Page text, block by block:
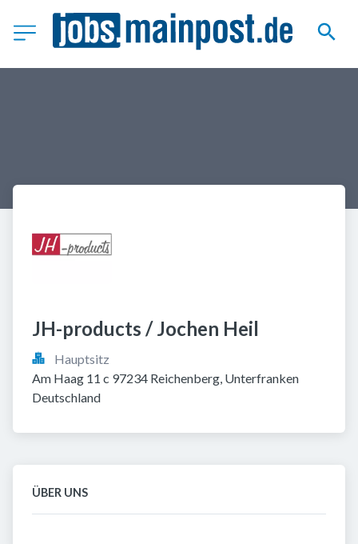
JH-products / Jochen Heil
Hauptsitz
Am Haag 11 c 97234 Reichenberg, Unterfranken
Deutschland
ÜBER UNS